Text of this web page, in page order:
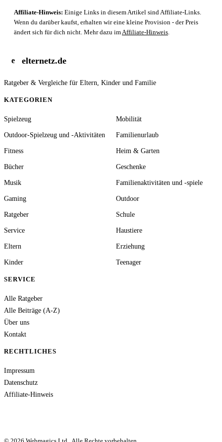
Affiliate-Hinweis: Einige Links in diesem Artikel sind Affiliate-Links.
Wenn du darüber kaufst, erhalten wir eine kleine Provision - der Preis
ändert sich für dich nicht. Mehr dazu im Affiliate-Hinweis
e elternetz.de
Ratgeber & Vergleiche für Eltern, Kinder und Familie
KATEGORIEN
Spielzeug Mobilität
Outdoor-Spielzeug und -Aktivitäten Familienurlaub
Fitness Heim & Garten
Bücher Geschenke
Musik Familienaktivitäten und -spiele
Gaming Outdoor
Ratgeber Schule
Service Haustiere
Eltern Erziehung
Kinder Teenager
SERVICE
Alle Ratgeber
Alle Beiträge (A-Z)
Über uns
Kontakt
RECHTLICHES
Impressum
Datenschutz
Affiliate-Hinweis